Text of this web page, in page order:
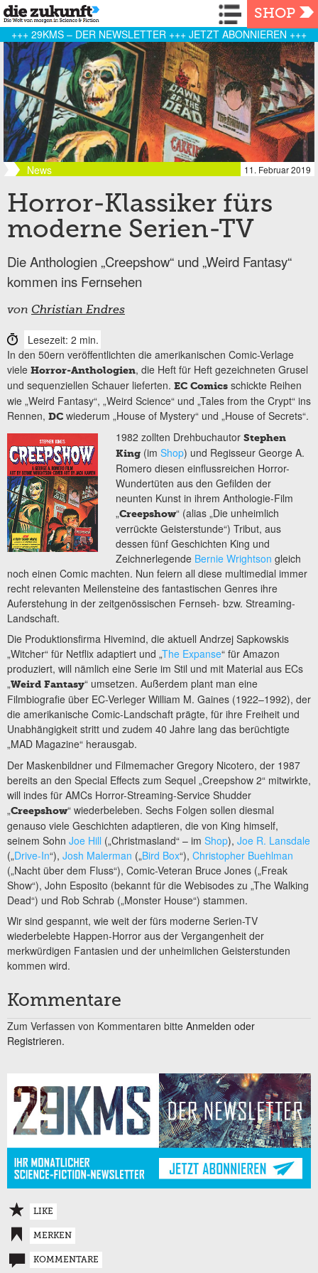
Navigation
SHOP
+++ 29KMS – DER NEWSLETTER +++ JETZT ABONNIEREN +++
News 11. Februar 2019
Horror-Klassiker fürs
moderne Serien-TV
Die Anthologien „Creepshow“ und „Weird Fantasy“
kommen ins Fernsehen
von Christian Endres
Lesezeit: 2 min.
In den 50ern veröffentlichten die amerikanischen Comic-Verlage
viele Horror-Anthologien, die Heft für Heft gezeichneten Grusel
und sequenziellen Schauer lieferten. EC Comics schickte Reihen
wie „Weird Fantasy“, „Weird Science“ und „Tales from the Crypt“ ins
Rennen, DC wiederum „House of Mystery“ und „House of Secrets“.
1982 zollten DrehbuchautorStephen
King (imShop) und Regisseur George A.
Romero diesen einflussreichen Horror-
Wundertüten aus den Gefilden der
neunten Kunst in ihrem Anthologie-Film
„Creepshow“ (alias „Die unheimlich
verrückte Geisterstunde“) Tribut, aus
dessen fünf Geschichten King und
Zeichnerlegende Bernie Wrightson gleich
noch einen Comic machten. Nun feiern all diese multimedial immer
recht relevanten Meilensteine des fantastischen Genres ihre
Auferstehung in der zeitgenössischen Fernseh- bzw. Streaming-
Landschaft.
Die Produktionsfirma Hivemind, die aktuell Andrzej Sapkowskis
„Witcher“ für Netflix adaptiert und „The Expanse“ für Amazon
produziert, will nämlich eine Serie im Stil und mit Material aus ECs
„Weird Fantasy“ umsetzen. Außerdem plant man eine
Filmbiografie über EC-Verleger William M. Gaines (1922–1992), der
die amerikanische Comic-Landschaft prägte, für ihre Freiheit und
Unabhängigkeit stritt und zudem 40 Jahre lang das berüchtigte
„MAD Magazine“ herausgab.
Der Maskenbildner und Filmemacher Gregory Nicotero, der 1987
bereits an den Special Effects zum Sequel „Creepshow 2“ mitwirkte,
will indes für AMCs Horror-Streaming-Service Shudder
„Creepshow“ wiederbeleben. Sechs Folgen sollen diesmal
genauso viele Geschichten adaptieren, die von King himself,
seinem Sohn Joe Hill („Christmasland“ – im Shop), Joe R. Lansdale
(„Drive-In“), Josh Malerman („Bird Box“), Christopher Buehlman
(„Nacht über dem Fluss“), Comic-Veteran Bruce Jones („Freak
Show“), John Esposito (bekannt für die Webisodes zu „The Walking
Dead“) und Rob Schrab („Monster House“) stammen.
Wir sind gespannt, wie weit der fürs moderne Serien-TV
wiederbelebte Happen-Horror aus der Vergangenheit der
merkwürdigen Fantasien und der unheimlichen Geisterstunden
kommen wird.
Kommentare
Zum Verfassen von Kommentaren bitte Anmelden oder
Registrieren.
LIKE
MERKEN
KOMMENTARE